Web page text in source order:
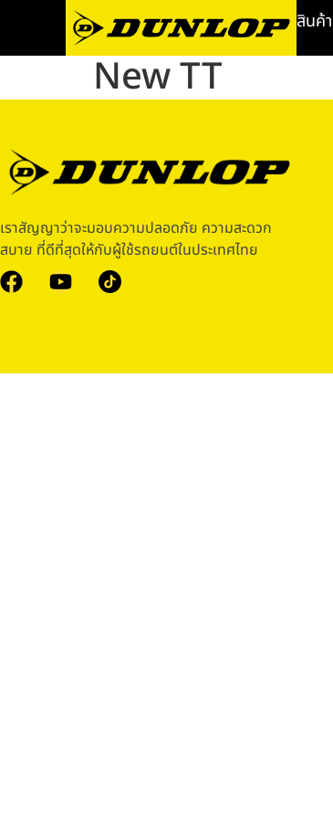
สินค้า
New TT
เราสัญญาว่าจะมอบความปลอดภัย ความสะดวก
สบาย ที่ดีที่สุดให้กับผู้ใช้รถยนต์ในประเทศไทย